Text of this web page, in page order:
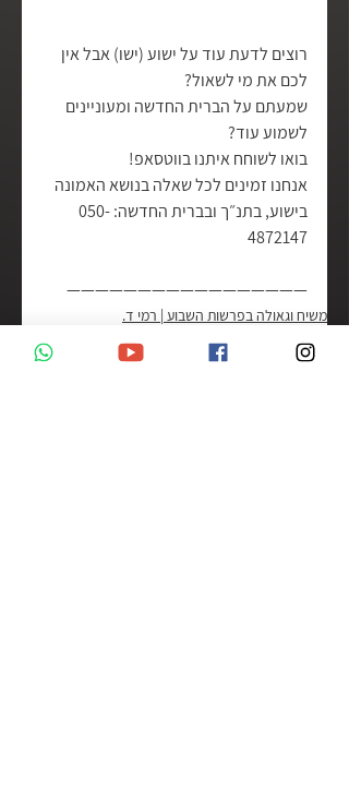
רוצים לדעת עוד על ישוע (ישו) אבל אין
לכם את מי לשאול?
שמעתם על הברית החדשה ומעוניינים
לשמוע עוד?
בואו לשוחח איתנו בווטסאפ!
אנחנו זמינים לכל שאלה בנושא האמונה
בישוע, בתנ״ך ובברית החדשה: 050-
4872147
—————————————————
משיח וגאולה בפרשות השבוע | רמי ד.